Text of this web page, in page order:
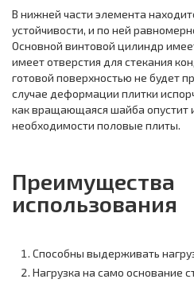
В нижней части элемента
устойчивости, и по ней
Основной винтовой цилиндр
имеет отверстия для стекания
готовой поверхностью не будет
случае деформации плитки
как вращающаяся шайба опустит
необходимости половые плиты.
Преимущества
использования
Способны выдерживать
Нагрузка на само основание